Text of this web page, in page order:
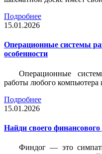
Подробнее
15.01.2026
Операционные системы
особенности
Операционные
работы любого компьютера
Подробнее
15.01.2026
Найди своего
Финдог — это